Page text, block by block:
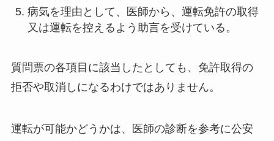
病気を理由として、医師から、運転免許の取得
又は運転を控えるよう助言を受けている。
質問票の各項目に該当したとしても、免許取得の
拒否や取消しになるわけではありません。
運転が可能かどうかは、医師の診断を参考に公安